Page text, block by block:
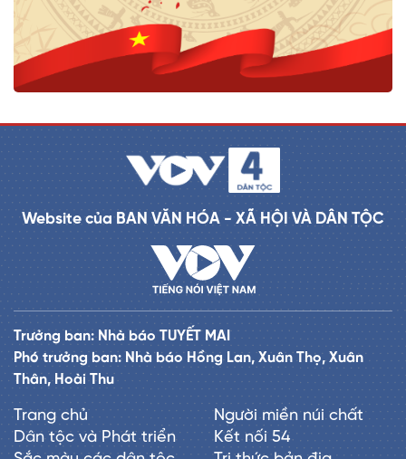
Website của BAN VĂN HÓA - XÃ HỘI VÀ DÂN TỘC
Trưởng ban: Nhà báo TUYẾT MAI
Phó trưởng ban: Nhà báo Hồng Lan, Xuân Thọ, Xuân
Thân, Hoài Thu
Trang chủ
Dân tộc và Phát triển
Người miền núi chất
Kết nối 54